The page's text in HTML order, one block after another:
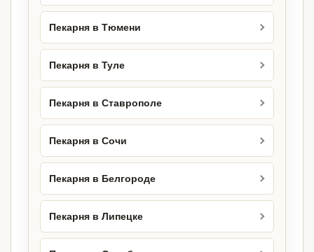
Пекарня в Тюмени
Пекарня в Туле
Пекарня в Ставрополе
Пекарня в Сочи
Пекарня в Белгороде
Пекарня в Липецке